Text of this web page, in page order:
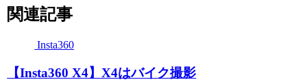
関連記事
Insta360
【Insta360 X4】X4はバイク撮影